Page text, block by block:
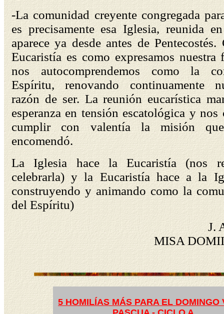
-La comunidad creyente congregada
es precisamente esa Iglesia, reunida
aparece ya desde antes de Pentecostés.
Eucaristía es como expresamos
nos autocomprendemos como la
Espíritu, renovando continuamente
razón de ser. La reunión eucarística
esperanza en tensión escatológica y nos
cumplir con valentía la misión
encomendó.
La Iglesia hace la Eucaristía (nos
celebrarla) y la Eucaristía hace a la
construyendo y animando como la
del Espíritu)
J.
MISA
5 HOMILÍAS MÁS PARA EL DOMINGO